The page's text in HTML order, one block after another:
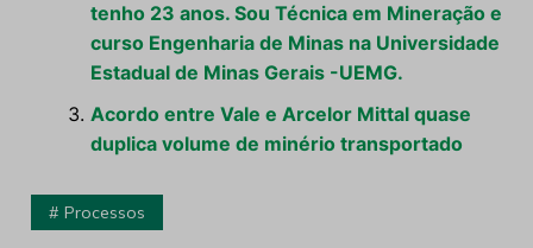
tenho 23 anos. Sou Técnica em Mineração e
curso Engenharia de Minas na Universidade
Estadual de Minas Gerais -UEMG.
Acordo entre Vale e Arcelor Mittal quase
duplica volume de minério transportado
Processos